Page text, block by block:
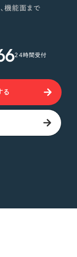
機能面まで
24時間受付
る